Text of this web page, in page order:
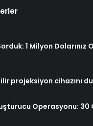
1 Milyon Dolarınız
projeksiyon cihazını
Operasyonu: 30